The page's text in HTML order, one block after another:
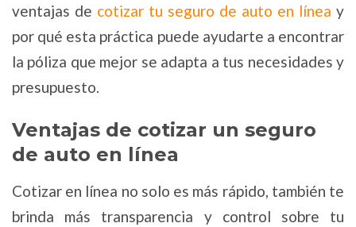
ventajas de cotizar tu seguro de auto en línea y
por qué esta práctica puede ayudarte a encontrar
la póliza que mejor se adapta a tus necesidades y
presupuesto.
Ventajas de cotizar un seguro
de auto en línea
Cotizar en línea no solo es más rápido, también te
brinda más transparencia y control sobre tu